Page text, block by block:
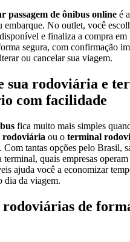
passagem de ônibus online é
embarque. No outlet, você
e finaliza a compra em
segura, com confirmação
ou cancelar sua viagem.
sua rodoviária e
com facilidade
fica muito mais simples
rodoviária ou o terminal
Com tantas opções pelo Brasil,
terminal, quais empresas
ajuda você a economizar
dia da viagem.
de